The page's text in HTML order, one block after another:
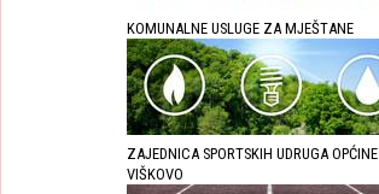
KOMUNALNE USLUGE ZA MJEŠTANE
ZAJEDNICA SPORTSKIH UDRUGA OPĆINE
VIŠKOVO